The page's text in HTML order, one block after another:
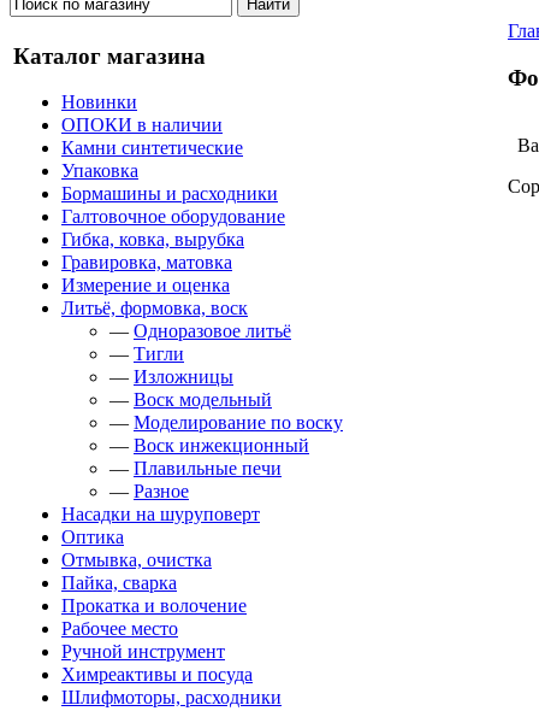
Каталог магазина
Новинки
ОПОКИ в наличии
Камни синтетические
Упаковка
Бормашины и расходники
Галтовочное оборудование
Гибка, ковка, вырубка
Гравировка, матовка
Измерение и оценка
Литьё, формовка, воск
— Одноразовое литьё
— Тигли
— Изложницы
— Воск модельный
— Моделирование по воску
— Воск инжекционный
— Плавильные печи
— Разное
Насадки на шуруповерт
Оптика
Отмывка, очистка
Пайка, сварка
Прокатка и волочение
Рабочее место
Ручной инструмент
Химреактивы и посуда
Шлифмоторы, расходники